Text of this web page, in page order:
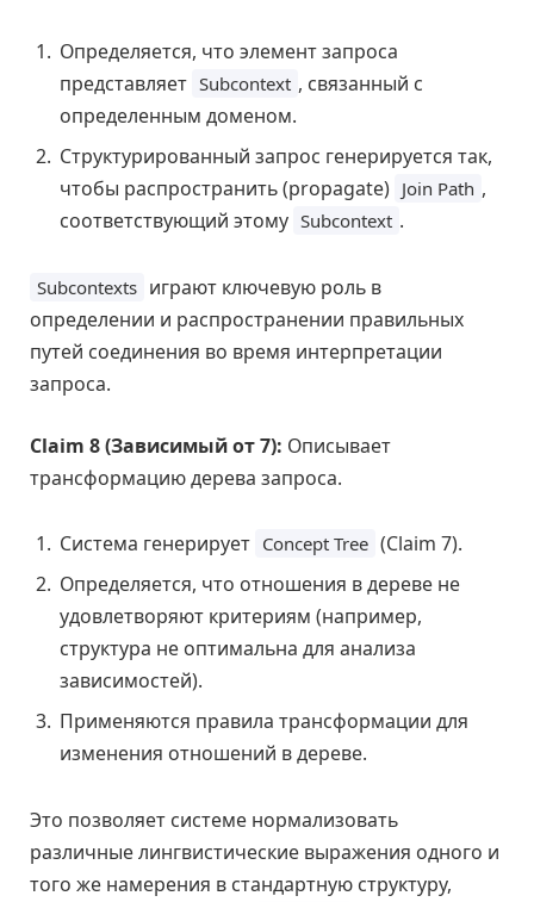
Определяется, что элемент запроса
представляет Subcontext , связанный с
определенным доменом.
Структурированный запрос генерируется так,
чтобы распространить (propagate) Join Path ,
соответствующий этому Subcontext .
Subcontexts играют ключевую роль в
определении и распространении правильных
путей соединения во время интерпретации
запроса.
Claim 8 (Зависимый от 7): Описывает
трансформацию дерева запроса.
Система генерирует Concept Tree (Claim 7).
Определяется, что отношения в дереве не
удовлетворяют критериям (например,
структура не оптимальна для анализа
зависимостей).
Применяются правила трансформации для
изменения отношений в дереве.
Это позволяет системе нормализовать
различные лингвистические выражения одного и
того же намерения в стандартную структуру,